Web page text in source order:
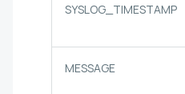
SYSLOG_TIMESTAMP
MESSAGE